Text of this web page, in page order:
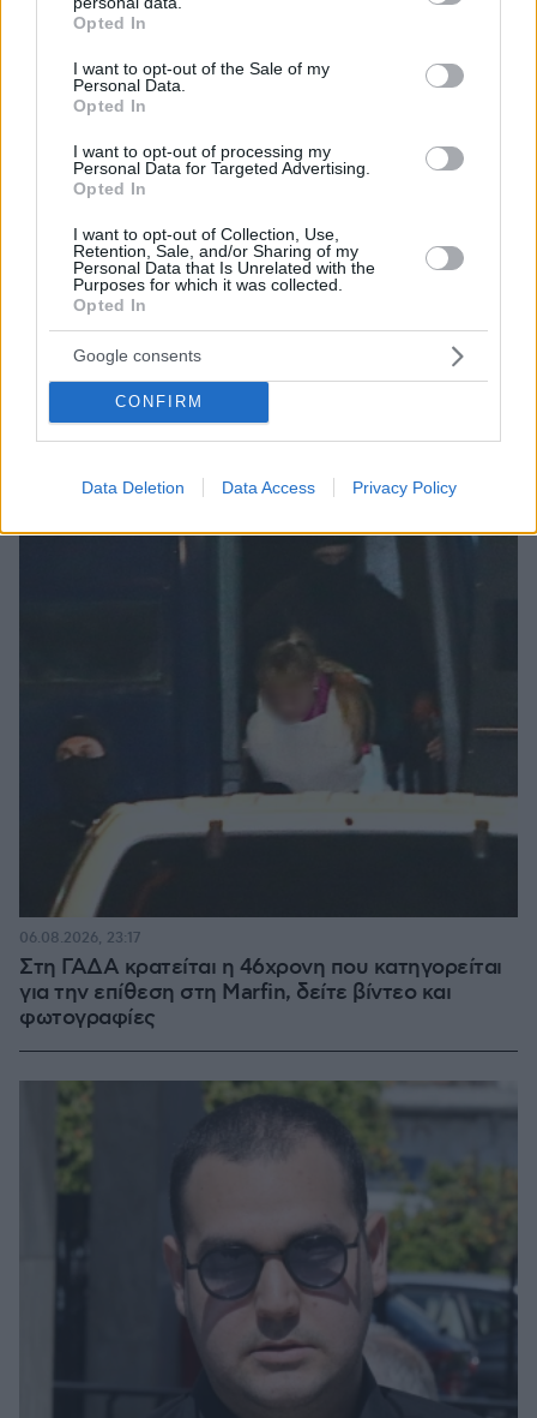
grant or deny consent to Google and its third-party tags to
use your data for below specified purposes in below Google
consent section.
Opted In
I want to opt-out of the Sale of my
Personal Data.
Opted In
I want to opt-out of processing my
Personal Data for Targeted Advertising.
Opted In
I want to opt-out of Collection, Use,
Retention, Sale, and/or Sharing of my
Personal Data that Is Unrelated with the
Purposes for which it was collected.
Opted In
Google consents
CONFIRM
Data Deletion Data Access Privacy Policy
Το νέο σχέδιο για τη βιομηχανία: Οι μεταρρυθμίσεις, οι
επενδύσεις και οι νέες προτεραιότητες
«Δεν το πιστεύουμε», λένε οι Αμερικανοί που
υιοθέτησαν τον Αφγανό στη Λέσβο - Η αρχική εκδοχή
για το φονικό στην Κυψέλη και η σιωπή στην απολογία
ΔΕΙΤΕ ΟΛΕΣ ΤΙΣ ΕΙΔΗΣΕΙΣ
ΤΑ ΠΙΟ ΔΗΜΟΦΙΛΗ
Στη ΓΑΔΑ κρατείται η 46χρονη που κατηγορείται
για την επίθεση στη Marfin, δείτε βίντεο και
φωτογραφίες
06.08.2026, 23:17